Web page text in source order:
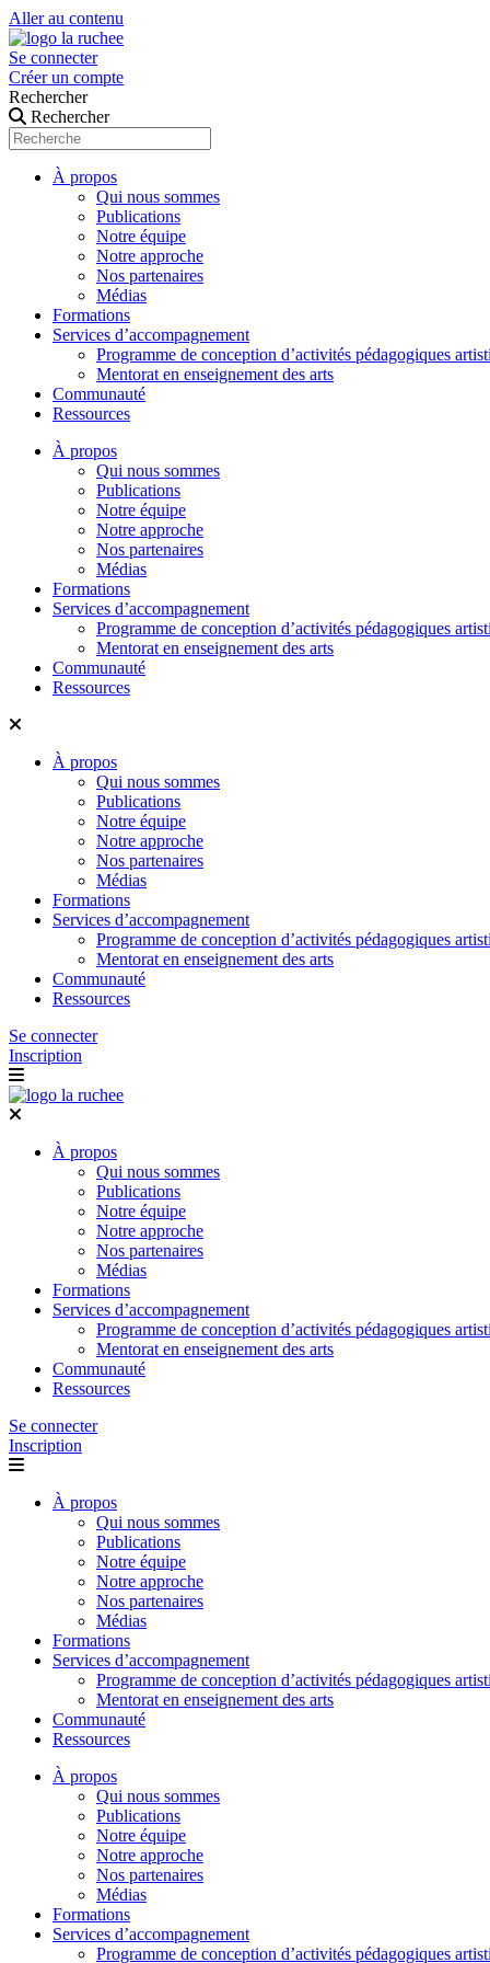
Aller au contenu
Se connecter
Créer un compte
Rechercher
Rechercher
À propos
Qui nous sommes
Publications
Notre équipe
Notre approche
Nos partenaires
Médias
Formations
Services d’accompagnement
Programme de conception d’activités pédagogiques
Mentorat en enseignement des arts
Communauté
Ressources
À propos
Qui nous sommes
Publications
Notre équipe
Notre approche
Nos partenaires
Médias
Formations
Services d’accompagnement
Programme de conception d’activités pédagogiques
Mentorat en enseignement des arts
Communauté
Ressources
À propos
Qui nous sommes
Publications
Notre équipe
Notre approche
Nos partenaires
Médias
Formations
Services d’accompagnement
Programme de conception d’activités pédagogiques
Mentorat en enseignement des arts
Communauté
Ressources
Se connecter
Inscription
À propos
Qui nous sommes
Publications
Notre équipe
Notre approche
Nos partenaires
Médias
Formations
Services d’accompagnement
Programme de conception d’activités pédagogiques
Mentorat en enseignement des arts
Communauté
Ressources
Se connecter
Inscription
À propos
Qui nous sommes
Publications
Notre équipe
Notre approche
Nos partenaires
Médias
Formations
Services d’accompagnement
Programme de conception d’activités pédagogiques
Mentorat en enseignement des arts
Communauté
Ressources
À propos
Qui nous sommes
Publications
Notre équipe
Notre approche
Nos partenaires
Médias
Formations
Services d’accompagnement
Programme de conception d’activités pédagogiques